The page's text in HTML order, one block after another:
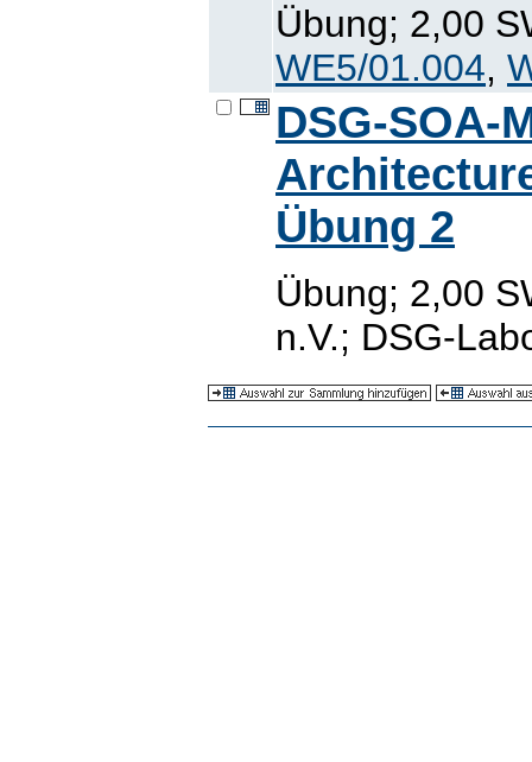
Übung; 2,00
WE5/01.004,
DSG-SOA-
Übung 2
Übung; 2,00
n.V.; DSG-